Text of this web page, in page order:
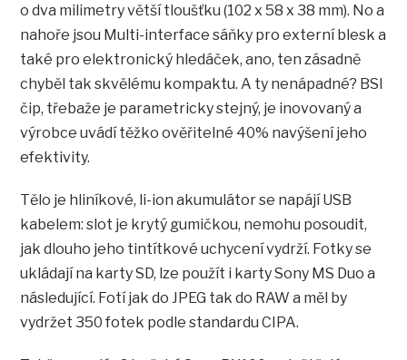
o dva milimetry větší tloušťku (102 x 58 x 38 mm). No a
nahoře jsou Multi-interface sáňky pro externí blesk a
také pro elektronický hledáček, ano, ten zásadně
chyběl tak skvělému kompaktu. A ty nenápadné? BSI
čip, třebaže je parametricky stejný, je inovovaný a
výrobce uvádí těžko ověřitelné 40% navýšení jeho
efektivity.
Tělo je hliníkové, li-ion akumulátor se napájí USB
kabelem: slot je krytý gumičkou, nemohu posoudit,
jak dlouho jeho tintítkové uchycení vydrží. Fotky se
ukládají na karty SD, lze použít i karty Sony MS Duo a
následující. Fotí jak do JPEG tak do RAW a měl by
vydržet 350 fotek podle standardu CIPA.